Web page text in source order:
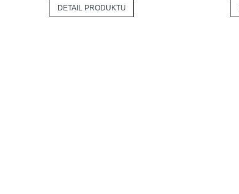
DETAIL PRODUKTU